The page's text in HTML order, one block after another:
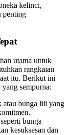
kelinci,
penting
utama untuk
rangkaian
itu. Berikut ini
sempurna:
atau bunga lili yang
bunga
kesuksesan dan